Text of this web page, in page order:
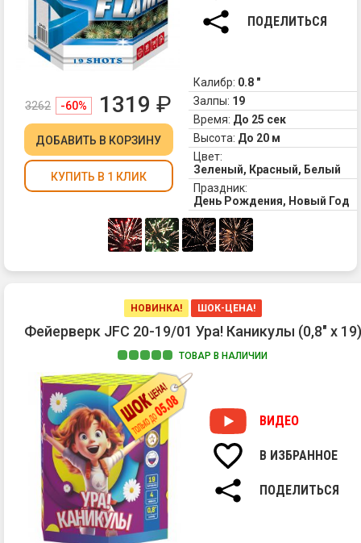
ПОДЕЛИТЬСЯ
3262 -60% 1319 ₽
ДОБАВИТЬ В КОРЗИНУ
КУПИТЬ В 1 КЛИК
Калибр: 0.8 "
Залпы: 19
Время: До 25 сек
Высота: До 20 м
Цвет:
Зеленый, Красный, Белый
Праздник:
День Рождения, Новый Год
3.
НОВИНКА! ШОК-ЦЕНА!
Фейерверк JFС 20-19/01 Ура! Каникулы (0,8" х 19)
ТОВАР В НАЛИЧИИ
ВИДЕО
В ИЗБРАННОЕ
ПОДЕЛИТЬСЯ